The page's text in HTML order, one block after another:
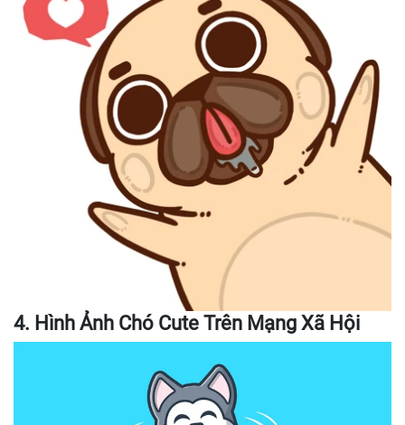
4. Hình Ảnh Chó Cute Trên Mạng Xã Hội